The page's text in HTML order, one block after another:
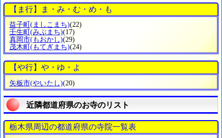
【ま行】ま・み・む・め・も
益子町 (ましこまち)(22)
壬生町 (みぶまち)(17)
真岡市(もおかし)(29)
茂木町 (もてぎまち)(24)
【や行】や・ゆ・よ
矢板市(やいたし)(20)
近隣都道府県のお寺のリスト
栃木県周辺の都道府県の寺院一覧表